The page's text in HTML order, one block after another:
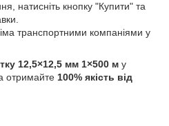
натисніть кнопку "Купити" та
транспортними компаніями у
12,5×12,5 мм 1×500 м у
отримайте 100% якість від